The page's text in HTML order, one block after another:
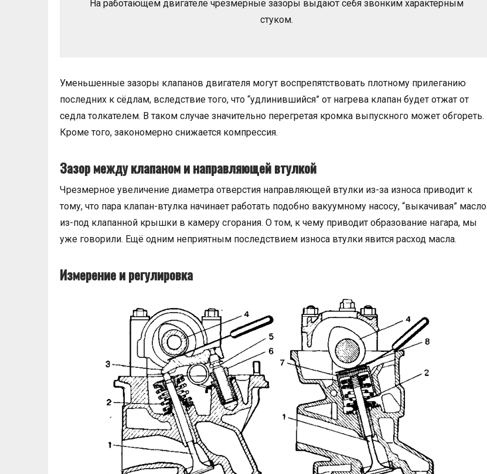
На работающем двигателе чрезмерные зазоры выдают себя звонким характерным
стуком.
Уменьшенные зазоры клапанов двигателя могут воспрепятствовать плотному прилеганию
последних к сёдлам, вследствие того, что “удлинившийся” от нагрева клапан будет отжат от
седла толкателем. В таком случае значительно перегретая кромка выпускного может обгореть.
Кроме того, закономерно снижается компрессия.
Зазор между клапаном и направляющей втулкой
Чрезмерное увеличение диаметра отверстия направляющей втулки из-за износа приводит к
тому, что пара клапан-втулка начинает работать подобно вакуумному насосу, “выкачивая” масло
из-под клапанной крышки в камеру сгорания. О том, к чему приводит образование нагара, мы
уже говорили. Ещё одним неприятным последствием износа втулки явится расход масла.
Измерение и регулировка